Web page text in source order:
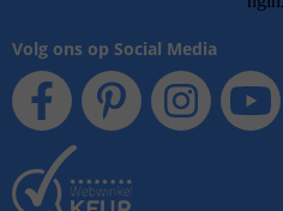
Volg ons op Social Media